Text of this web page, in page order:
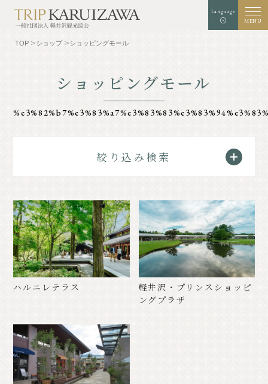
Language
MENU
黒 青
文字
サイズ
⾃然
リゾート
クラシック
ショップ
モデルコース
イベント情報
お知らせ アクセス
フォトギャラリー
その他の協会員
観光案内所
観光協会について
TOP ショップ ショッピングモール
ショッピングモール
絞り込み検索
ハルニレテラス
軽井沢・プリンスショッピ
ングプラザ